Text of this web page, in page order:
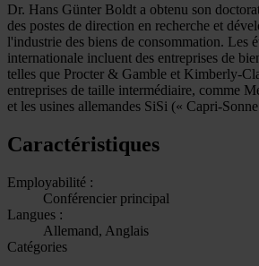
Dr. Hans Günter Boldt a obtenu son
des postes de direction en recherche et
l'industrie des biens de consommation. Les
internationale incluent des entreprises de
telles que Procter & Gamble et Kimberly-
entreprises de taille intermédiaire, comme
et les usines allemandes SiSi (« Capri-
Caractéristiques
Employabilité :
Conférencier principal
Langues :
Allemand, Anglais
Catégories